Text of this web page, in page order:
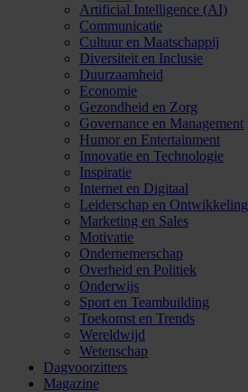
Artificial Intelligence (AI)
Communicatie
Cultuur en Maatschappij
Diversiteit en Inclusie
Duurzaamheid
Economie
Gezondheid en Zorg
Governance en Management
Humor en Entertainment
Innovatie en Technologie
Inspiratie
Internet en Digitaal
Leiderschap en Ontwikkeling
Marketing en Sales
Motivatie
Ondernemerschap
Overheid en Politiek
Onderwijs
Sport en Teambuilding
Toekomst en Trends
Wereldwijd
Wetenschap
Dagvoorzitters
Magazine